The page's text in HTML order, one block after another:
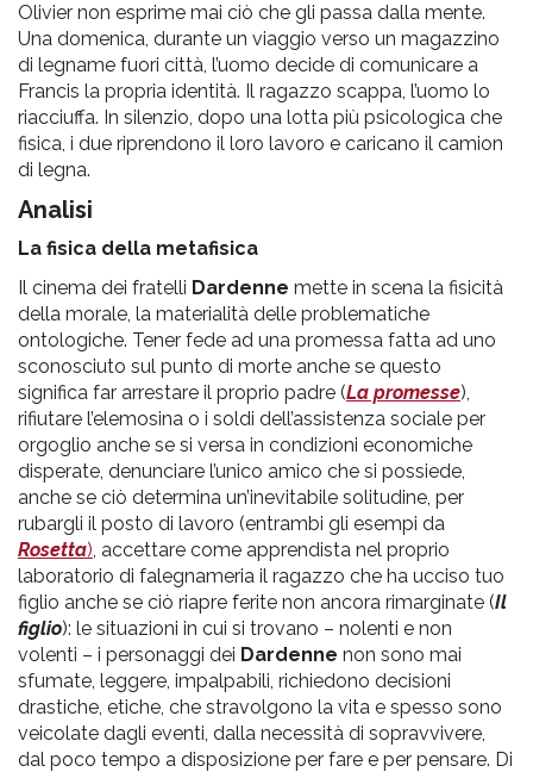
Olivier non esprime mai ciò che gli passa dalla mente.
Una domenica, durante un viaggio verso un magazzino
di legname fuori città, l’uomo decide di comunicare a
Francis la propria identità. Il ragazzo scappa, l’uomo lo
riacciuffa. In silenzio, dopo una lotta più psicologica che
fisica, i due riprendono il loro lavoro e caricano il camion
di legna.
Analisi
La fisica della metafisica
Il cinema dei fratelli Dardenne mette in scena la fisicità
della morale, la materialità delle problematiche
ontologiche. Tener fede ad una promessa fatta ad uno
sconosciuto sul punto di morte anche se questo
significa far arrestare il proprio padre (La promesse),
rifiutare l’elemosina o i soldi dell’assistenza sociale per
orgoglio anche se si versa in condizioni economiche
disperate, denunciare l’unico amico che si possiede,
anche se ciò determina un’inevitabile solitudine, per
rubargli il posto di lavoro (entrambi gli esempi da
Rosetta), accettare come apprendista nel proprio
laboratorio di falegnameria il ragazzo che ha ucciso tuo
figlio anche se ciò riapre ferite non ancora rimarginate (Il
figlio): le situazioni in cui si trovano – nolenti e non
volenti – i personaggi dei Dardenne non sono mai
sfumate, leggere, impalpabili, richiedono decisioni
drastiche, etiche, che stravolgono la vita e spesso sono
veicolate dagli eventi, dalla necessità di sopravvivere,
dal poco tempo a disposizione per fare e per pensare. Di